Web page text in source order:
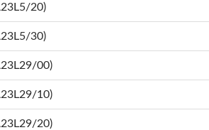
20)
30)
00)
10)
20)